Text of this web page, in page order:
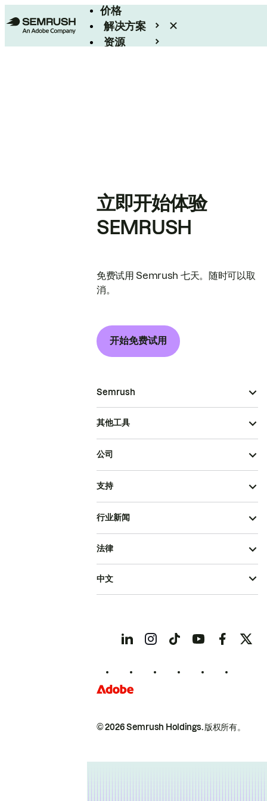
价格
解决方案
资源
立即开始体验
SEMRUSH
免费试用 Semrush 七天。随时可以取
消。
开始免费试用
Semrush
其他工具
公司
支持
行业新闻
© 2026 Semrush Holdings.版权所有。
法律
中文